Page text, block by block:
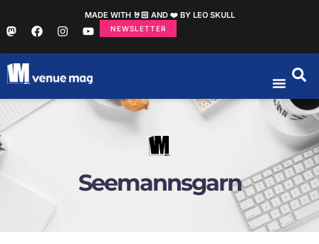
MADE WITH 🤘🏻 AND ❤️ BY LEO SKULL
NEWSLETTER
Seemannsgarn